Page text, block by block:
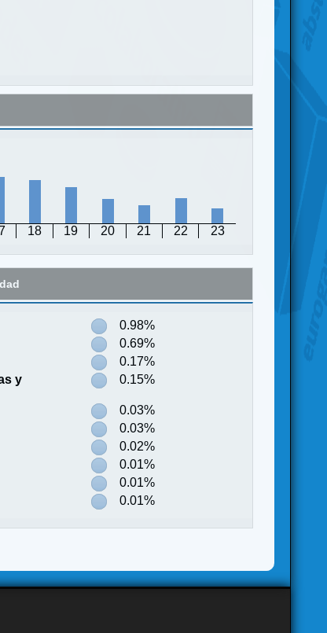
18 19 20 21 22 23
0.98%
0.69%
0.17%
y
0.15%
0.03%
0.03%
0.02%
0.01%
0.01%
0.01%